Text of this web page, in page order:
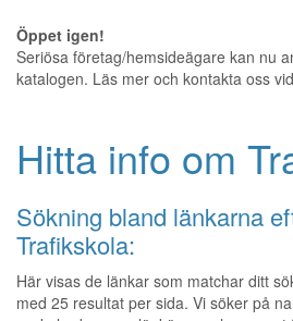
Öppet igen!
Seriösa företag/hemsideägare kan nu
katalogen. Läs mer och kontakta oss
Hitta info om
Sökning bland länkarna
Trafikskola:
Här visas de länkar som matchar ditt
med 25 resultat per sida. Vi söker på